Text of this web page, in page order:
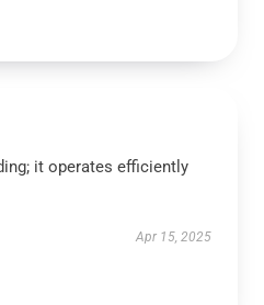
it operates efficiently
Apr 15, 2025